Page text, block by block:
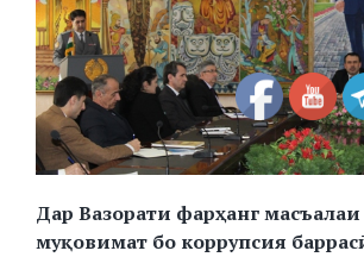
Дар Вазорати фарҳанг
муқовимат бо коррупсия